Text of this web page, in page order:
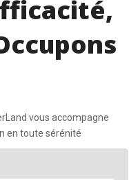
vous accompagne
en toute sérénité